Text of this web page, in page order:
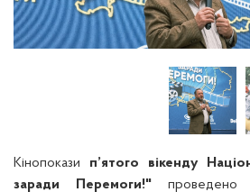
Кінопокази п’ятого вікенду
заради Перемоги!" проведено